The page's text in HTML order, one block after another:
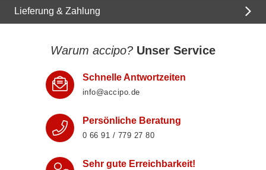
Lieferung & Zahlung
Warum accipo? Unser Service
Schnelle Antwortzeiten
info@accipo.de
Persönliche Beratung
0 66 91 / 779 27 80
Sehr gute Erreichbarkeit!